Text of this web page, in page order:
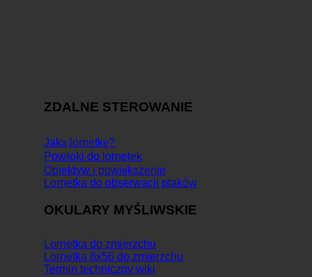
ZDALNE STEROWANIE
Jaką lornetkę?
Powłoki do lornetek
Obiektyw i powiększenie
Lornetka do obserwacji ptaków
OKULARY MYŚLIWSKIE
Lornetka do zmierzchu
Lornetka 8x56 do zmierzchu
Termin techniczny wiki